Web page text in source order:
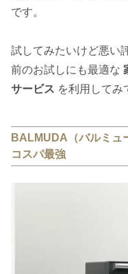
です。
試してみたいけど悪い
前のお試しにも最適な
サービス を利用してみ
BALMUDA（バルミュ
コスパ最強